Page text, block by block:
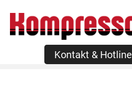
Inhalt
springen
Kontakt & Hotline